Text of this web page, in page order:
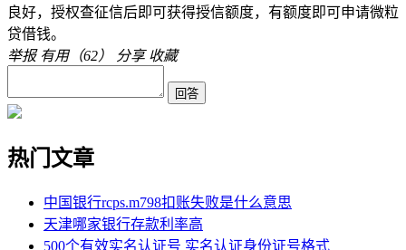
良好，授权查征信后即可获得授信额度，有额度即可申请微粒
贷借钱。
举报 有用（62） 分享 收藏
热门文章
中国银行rcps.m798扣账失败是什么意思
天津哪家银行存款利率高
500个有效实名认证号 实名认证身份证号格式